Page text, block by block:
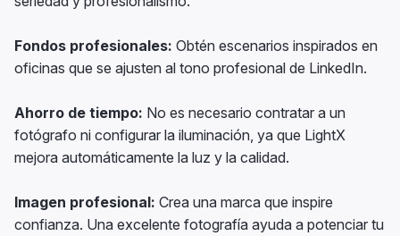
Fondos profesionales: Obtén escenarios inspirados en
oficinas que se ajusten al tono profesional de LinkedIn.
Ahorro de tiempo: No es necesario contratar a un
fotógrafo ni configurar la iluminación, ya que LightX
mejora automáticamente la luz y la calidad.
Imagen profesional: Crea una marca que inspire
confianza. Una excelente fotografía ayuda a potenciar tu